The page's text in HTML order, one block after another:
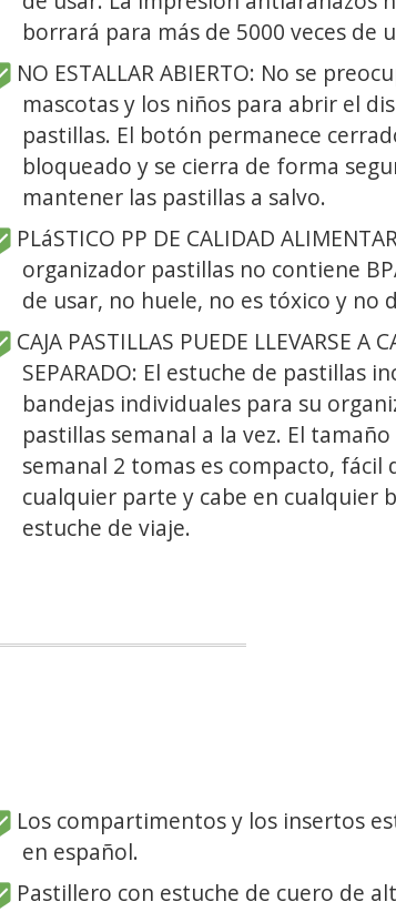
borrará para más de 5000 veces de
NO ESTALLAR ABIERTO: No se
mascotas y los niños para abrir el
pastillas. El botón permanece
bloqueado y se cierra de forma
mantener las pastillas a salvo.
PLáSTICO PP DE CALIDAD
organizador pastillas no contiene
de usar, no huele, no es tóxico y no
CAJA PASTILLAS PUEDE LLEVARSE A
SEPARADO: El estuche de pastillas
bandejas individuales para su
pastillas semanal a la vez. El
semanal 2 tomas es compacto, fácil
cualquier parte y cabe en cualquier
estuche de viaje.
Los compartimentos y los insertos
en español.
Pastillero con estuche de cuero de